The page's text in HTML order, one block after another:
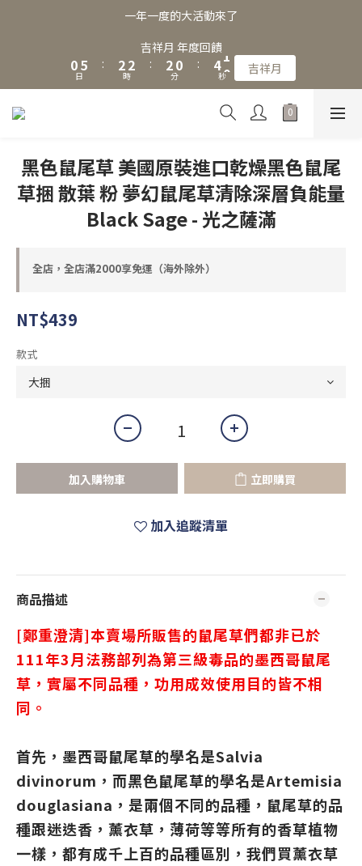
一年一度的大活動來了
吉祥月 年度回饋
05
4
日
:
2
1
5
2
1
時
:
5
3
2
1
3
1
0
分
:
7
5
4
3
1
3
0
秒 吉祥月
黑色鼠尾草 美國原裝進口乾燥黑色鼠尾
草捆 散葉 粉 夢幻鼠尾草清除深層負能量
Black Sage - 光之薩滿
全店，全店滿2000享免運（海外除外）
NT$439
款式
加入購物車 立即購買
加入追蹤清單
商品描述
[鄭重澄清]本賣場所販售的鼠尾草們都非已於
111年3月法務部列為第三級毒品的墨西哥鼠尾
草，實屬不同品種，功用成效使用目的皆不相
同。
首先，墨西哥鼠尾草的學名是Salvia
divinorum，而黑色鼠尾草的學名是Artemisia
douglasiana，是兩個不同的品種，鼠尾草的品
種跟迷迭香，薰衣草，薄荷等等所有的香草植物
一樣，都有成千上百的品種區別，我們買薰衣草